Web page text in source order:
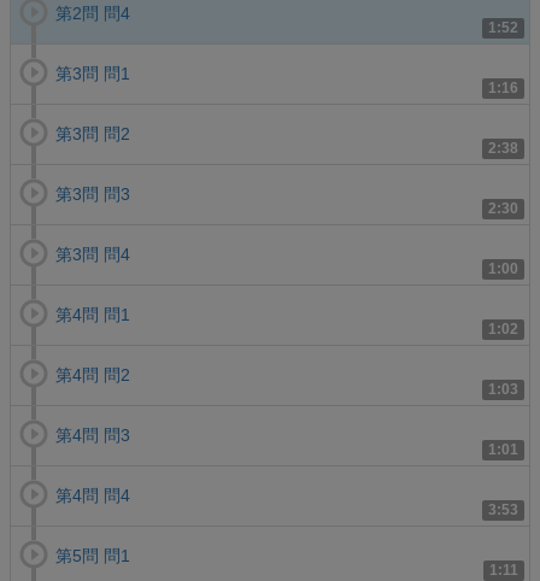
1:52
第2問 問4
1:16
第3問 問1
2:38
第3問 問2
2:30
第3問 問3
1:00
第3問 問4
1:02
第4問 問1
1:03
第4問 問2
1:01
第4問 問3
3:53
第4問 問4
1:11
第5問 問1